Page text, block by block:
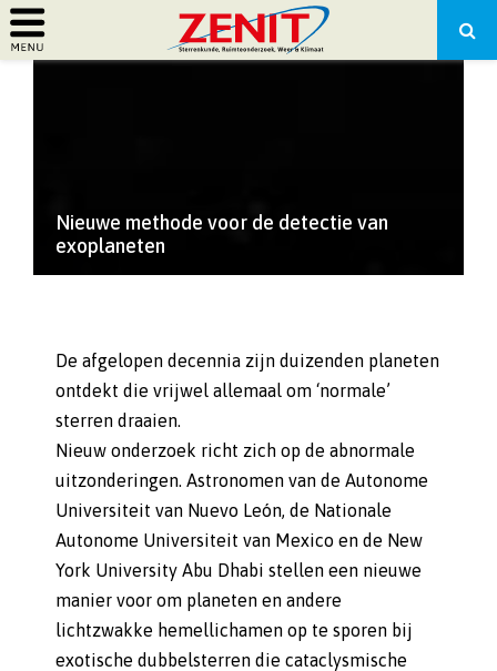
PRIMARY
Nieuwe methode voor de detectie van
exoplaneten
De afgelopen decennia zijn duizenden planeten
ontdekt die vrijwel allemaal om ‘normale’
sterren draaien.
Nieuw onderzoek richt zich op de abnormale
uitzonderingen. Astronomen van de Autonome
Universiteit van Nuevo León, de Nationale
Autonome Universiteit van Mexico en de New
York University Abu Dhabi stellen een nieuwe
manier voor om planeten en andere
lichtzwakke hemellichamen op te sporen bij
exotische dubbelsterren die cataclysmische